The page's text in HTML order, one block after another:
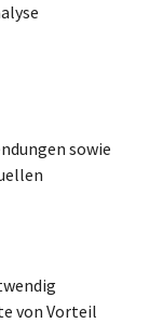
sowie
von Vorteil